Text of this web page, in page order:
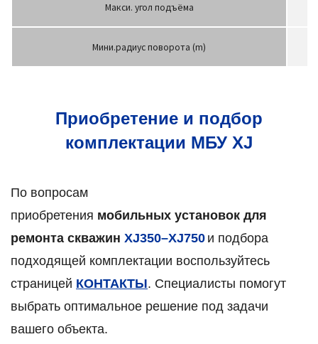
Макси. угол подъёма
Мини.радиус поворота (m)
Приобретение и подбор
комплектации МБУ XJ
По вопросам
приобретения мобильных установок для
ремонта скважин XJ350–XJ750 и подбора
подходящей комплектации воспользуйтесь
страницей КОНТАКТЫ. Специалисты помогут
выбрать оптимальное решение под задачи
вашего объекта.